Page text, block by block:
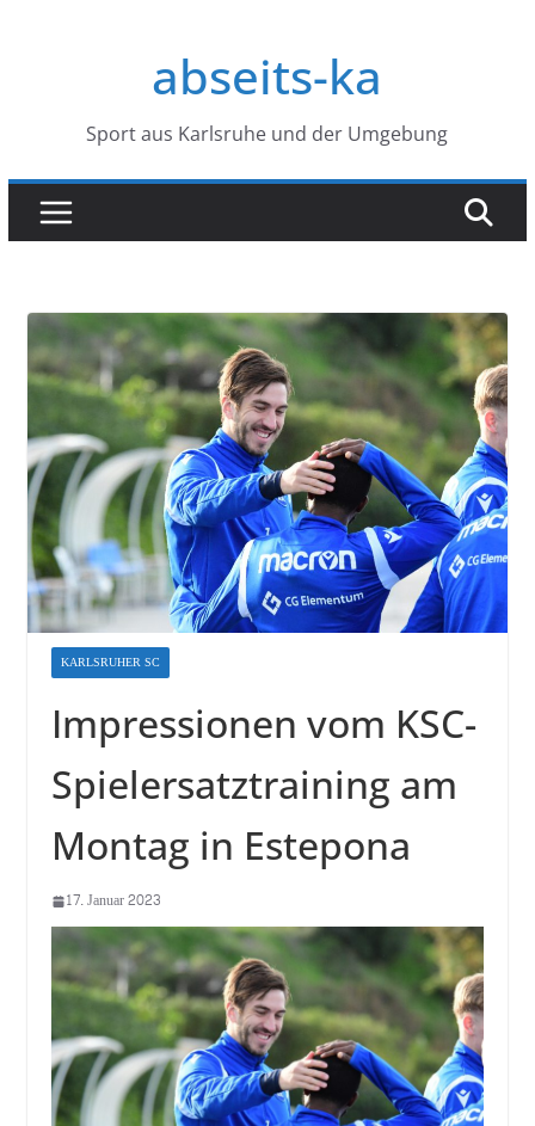
abseits-ka
Sport aus Karlsruhe und der Umgebung
KARLSRUHER SC
Impressionen vom KSC-
Spielersatztraining am
Montag in Estepona
17. Januar 2023